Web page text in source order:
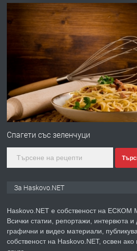
АПАРТАМЕНТ В
ХАСКОВО
Давам гараж
ПРЕДЛАГА
№4120
градската
ПРЕДЛАГА Продавам
Спагети със зеленчуци
За Haskovo.NET
Haskovo.NET е собственост на
Всички статии, репортажи, интервюта и
графични и видео материали,
собственост на Haskovo.NET, освен